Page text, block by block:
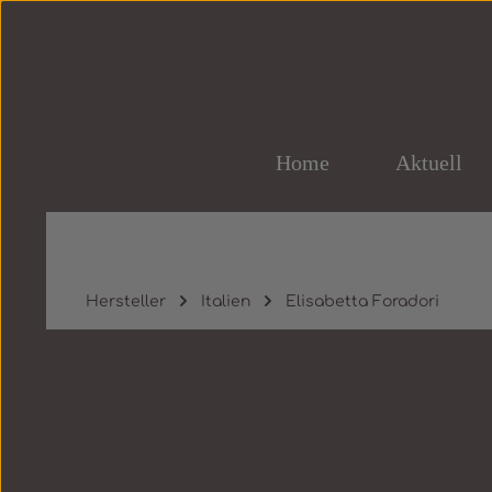
Home Aktuell
Hersteller Italien Elisabetta Foradori